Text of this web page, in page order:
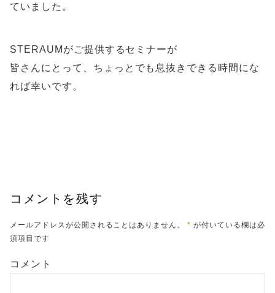
ていました。
STERAUMがご提供するセミナーが
皆さんにとって、ちょっとでも息抜きできる時間にな
れば幸いです。
コメントを残す
メールアドレスが公開されることはありません。 * が付いている欄は必
須項目です
コメント